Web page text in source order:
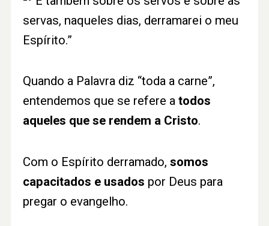
servas, naqueles dias, derramarei o meu
Espírito.”
Quando a Palavra diz “toda a carne”,
entendemos que se refere atodos
aqueles que se rendem a Cristo.
Com o Espírito derramado, somos
capacitados e usados por Deus para
pregar o evangelho.